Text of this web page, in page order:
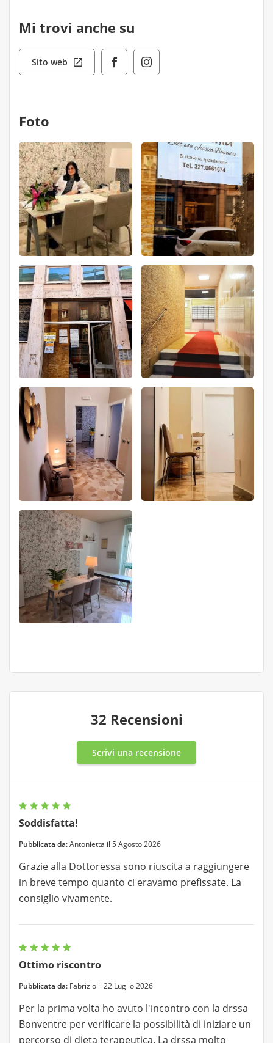
Mi trovi anche su
Sito web
Foto
32 Recensioni
Scrivi una recensione
Soddisfatta!
Pubblicata da:Antonietta il 5 Agosto 2026
Grazie alla Dottoressa sono riuscita a raggiungere
in breve tempo quanto ci eravamo prefissate. La
consiglio vivamente.
Ottimo riscontro
Pubblicata da: Fabrizio il 22 Luglio 2026
Per la prima volta ho avuto l'incontro con la drssa
Bonventre per verificare la possibilità di iniziare un
percorso di dieta terapeutica. La drssa molto